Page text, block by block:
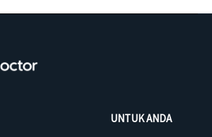
UNTUK ANDA